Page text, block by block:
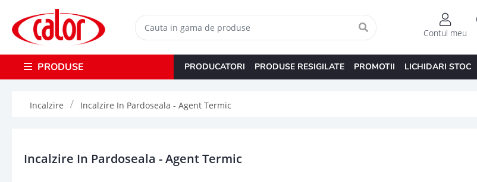
Contul meu
PRODUSE PRODUCATORI PRODUSE RESIGILATE PROMOTII LICHIDARI STOC
Incalzire Incalzire In Pardoseala - Agent Termic
Incalzire In Pardoseala - Agent Termic